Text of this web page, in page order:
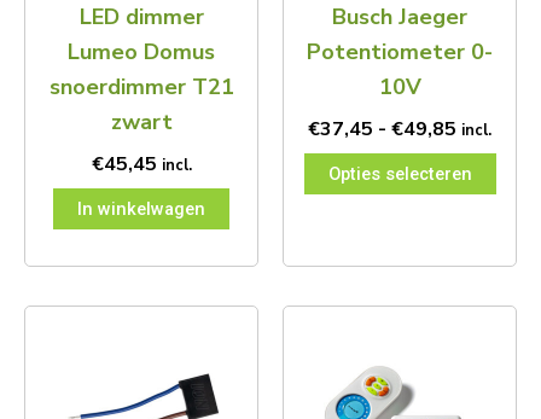
LED dimmer
Lumeo Domus
snoerdimmer T21
zwart
€45,45 incl.
In winkelwagen
Busch Jaeger
Potentiometer 0-
10V
€37,45 - €49,85 incl.
Opties selecteren
gekozen
worden
op
de